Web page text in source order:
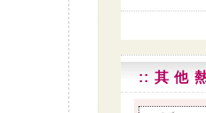
:: 其 他